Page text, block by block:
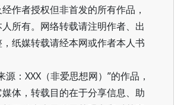
作者授权但非首发的所有作品，
所有。网络转载请注明作者、出
纸媒转载请经本网或作者本人书
源：XXX（非爱思想网）”的作品，
体，转载目的在于分享信息、助